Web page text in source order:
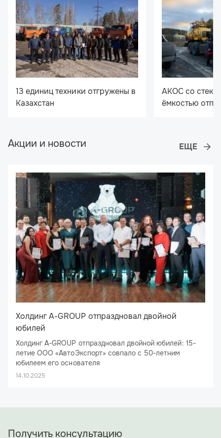
13 единиц техники отгружены в
Казахстан
АКОС со
ёмкостью
Акции и новости
Холдинг A-GROUP отпраздновал двойной
юбилей
Холдинг A-GROUP отпраздновал двойной юбилей: 15-
летие ООО «АвтоЭкспорт» совпало с 50-летним
юбилеем его основателя
26 сентября 2025 года ресторан «Брецель Бройхауз»
Под сводами ресторана собрались не только
14.10.2025
Получить консультацию